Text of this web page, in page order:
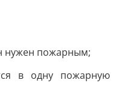
нужен пожарным;
в одну пожарную